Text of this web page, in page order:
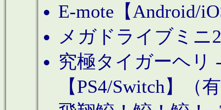
E-mote【Android/
メガドライブミニ
究極タイガーヘリ
【PS4/Switch】（